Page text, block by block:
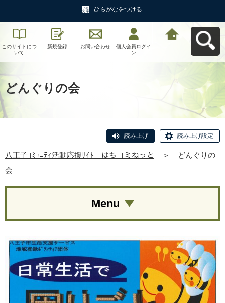
ひらがなをつける
このサイトにつ
いて
新規登録 お問い合わせ
個人会員ログイ
ン
どんぐりの会
読み上げ 読み上げ設定
八王子ｺﾐｭﾆﾃｨ活動応援ｻｲﾄ はちコミねっと ＞
どんぐりの
会
Menu